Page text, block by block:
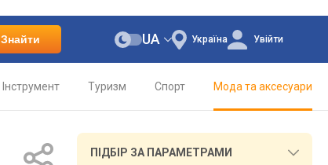
Знайти Україна
UA Увійти
Інструмент Туризм Спорт Мода та аксесуари
ПІДБІР ЗА ПАРАМЕТРАМИ